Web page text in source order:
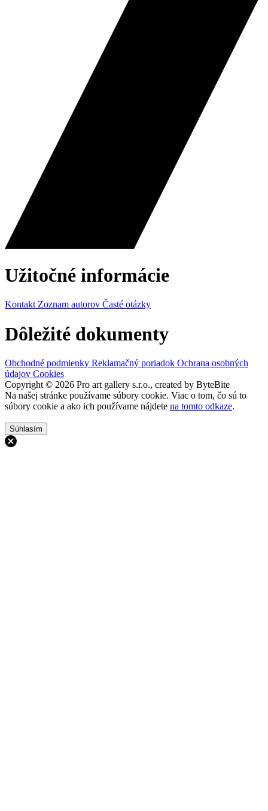
Užitočné informácie
Kontakt Zoznam autorov Časté otázky
Dôležité dokumenty
Obchodné podmienky Reklamačný poriadok Ochrana osobných
údajov Cookies
Copyright © 2026 Pro art gallery s.r.o., created by ByteBite
Na našej stránke používame súbory cookie. Viac o tom, čo sú to
súbory cookie a ako ich používame nájdete na tomto odkaze.
Súhlasím